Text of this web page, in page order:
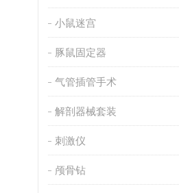
小鼠迷宫
豚鼠固定器
气管插管手术
解剖器械套装
刺激仪
颅骨钻